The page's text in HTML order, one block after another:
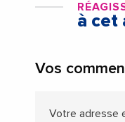
à cet
Vos
Votre adresse